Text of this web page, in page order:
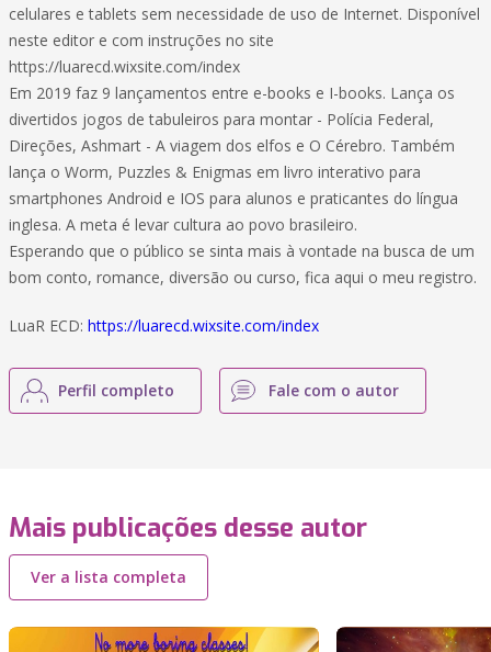
celulares e tablets sem necessidade de uso de Internet. Disponível
neste editor e com instruções no site
https://luarecd.wixsite.com/index
Em 2019 faz 9 lançamentos entre e-books e I-books. Lança os
divertidos jogos de tabuleiros para montar - Polícia Federal,
Direções, Ashmart - A viagem dos elfos e O Cérebro. Também
lança o Worm, Puzzles & Enigmas em livro interativo para
smartphones Android e IOS para alunos e praticantes do língua
inglesa. A meta é levar cultura ao povo brasileiro.
Esperando que o público se sinta mais à vontade na busca de um
bom conto, romance, diversão ou curso, fica aqui o meu registro.
LuaR ECD: https://luarecd.wixsite.com/index
Perfil completo Fale com o autor
Mais publicações desse autor
Ver a lista completa